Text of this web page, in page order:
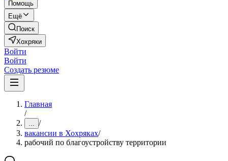
Помощь
Ещё
Поиск
Хохряки
Войти
Войти
Создать резюме
Главная
/
... /
вакансии в Хохряках/
рабочий по благоустройству территории